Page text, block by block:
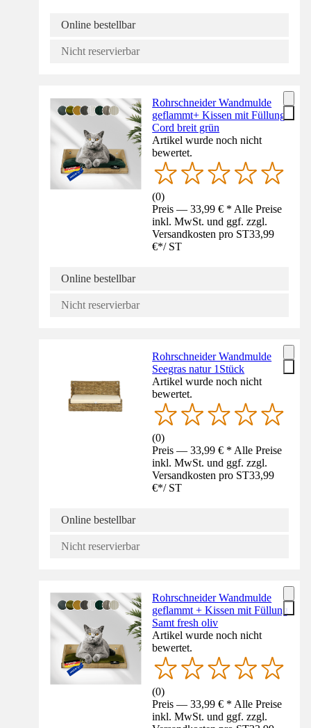
Online bestellbar
Nicht reservierbar
Rohrschneider Wandmulde
geflammt+ Kissen mit Füllung
Cord breit grün
Artikel wurde noch nicht
bewertet.
(0)
Preis — 33,99 € * Alle Preise
inkl. MwSt. und ggf. zzgl.
Versandkosten pro ST33,99
€*/ ST
Online bestellbar
Nicht reservierbar
Rohrschneider Wandmulde
Seegras natur 1Stück
Artikel wurde noch nicht
bewertet.
(0)
Preis — 33,99 € * Alle Preise
inkl. MwSt. und ggf. zzgl.
Versandkosten pro ST33,99
€*/ ST
Online bestellbar
Nicht reservierbar
Rohrschneider Wandmulde
geflammt + Kissen mit Füllung
Samt fresh oliv
Artikel wurde noch nicht
bewertet.
(0)
Preis — 33,99 € * Alle Preise
inkl. MwSt. und ggf. zzgl.